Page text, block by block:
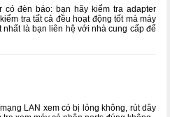
có đèn báo: bạn hãy kiểm tra adapter
tra tất cả đều hoạt động tốt mà máy
là bạn liên hệ với nhà cung cấp để
LAN xem có bị lỏng không, rút dây